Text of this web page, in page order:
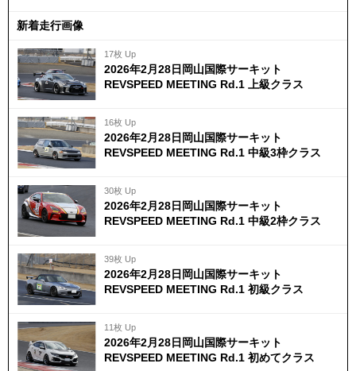
新着走行画像
17枚 Up
2026年2月28日岡山国際サーキット
REVSPEED MEETING Rd.1 上級クラス
16枚 Up
2026年2月28日岡山国際サーキット
REVSPEED MEETING Rd.1 中級3枠クラス
30枚 Up
2026年2月28日岡山国際サーキット
REVSPEED MEETING Rd.1 中級2枠クラス
39枚 Up
2026年2月28日岡山国際サーキット
REVSPEED MEETING Rd.1 初級クラス
11枚 Up
2026年2月28日岡山国際サーキット
REVSPEED MEETING Rd.1 初めてクラス